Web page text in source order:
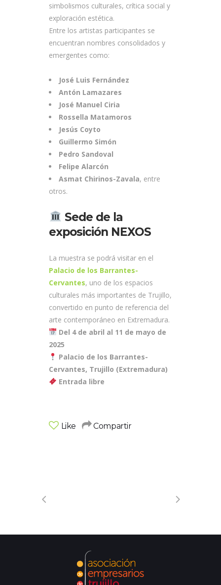
simbolismos culturales, crítica social y
exploración estética.
Entre los artistas participantes se
encuentran nombres consolidados y
emergentes como:
José Luis Fernández
Antón Lamazares
José Manuel Ciria
Rossella Matamoros
Jesús Coyto
Guillermo Simón
Pedro Sandoval
Felipe Alarcón
Asmat Chirinos-Zavala, entre
otros.
Sede de la
exposición NEXOS
La muestra se podrá visitar en el
Palacio de los Barrantes-
Cervantes, uno de los espacios
culturales más importantes de Trujillo,
convertido en punto de referencia del
arte contemporáneo en Extremadura.
Del 4 de abril al 11 de mayo de
2025
Palacio de los Barrantes-
Cervantes, Trujillo (Extremadura)
Entrada libre
Like Compartir